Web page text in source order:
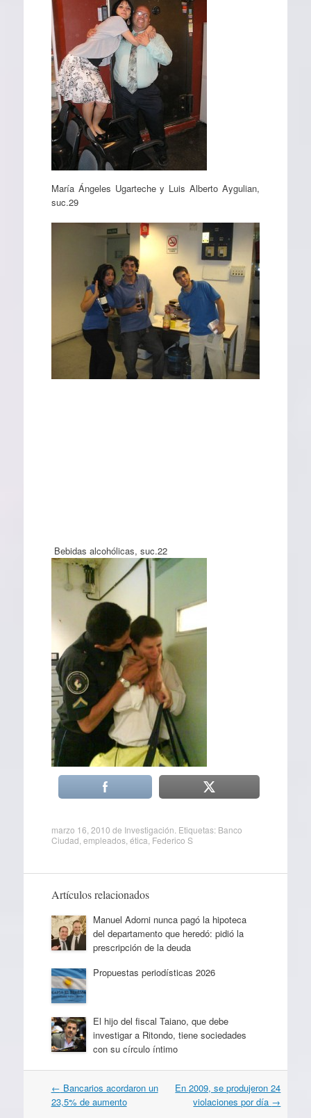
María Ángeles Ugarteche y Luis Alberto Aygulian,
suc.29
Bebidas alcohólicas, suc.22
marzo 16, 2010 de Investigación . Etiquetas: Banco
Ciudad empleados, ética Federico S
Artículos relacionados
Manuel Adorni nunca pagó la hipoteca
del departamento que heredó: pidió la
prescripción de la deuda
Propuestas periodísticas 2026
El hijo del fiscal Taiano, que debe
investigar a Ritondo, tiene sociedades
con su círculo íntimo
Navegación
por
← Bancarios acordaron un
23,5% de aumento
En 2009, se produjeron 24
violaciones por día →